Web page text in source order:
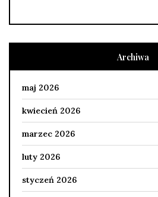
Archiwa
maj 2026
kwiecień 2026
marzec 2026
luty 2026
styczeń 2026